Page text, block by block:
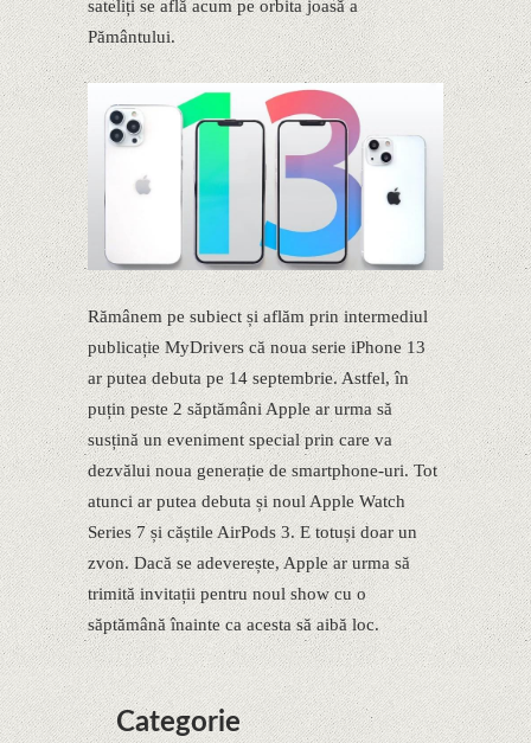
sateliți se află acum pe orbita joasă a
Pământului.
Rămânem pe subiect și aflăm prin intermediul
publicație MyDrivers că noua serie iPhone 13
ar putea debuta pe 14 septembrie. Astfel, în
puțin peste 2 săptămâni Apple ar urma să
susțină un eveniment special prin care va
dezvălui noua generație de smartphone-uri. Tot
atunci ar putea debuta și noul Apple Watch
Series 7 și căștile AirPods 3. E totuși doar un
zvon. Dacă se adeverește, Apple ar urma să
trimită invitații pentru noul show cu o
săptămână înainte ca acesta să aibă loc.
Categorie